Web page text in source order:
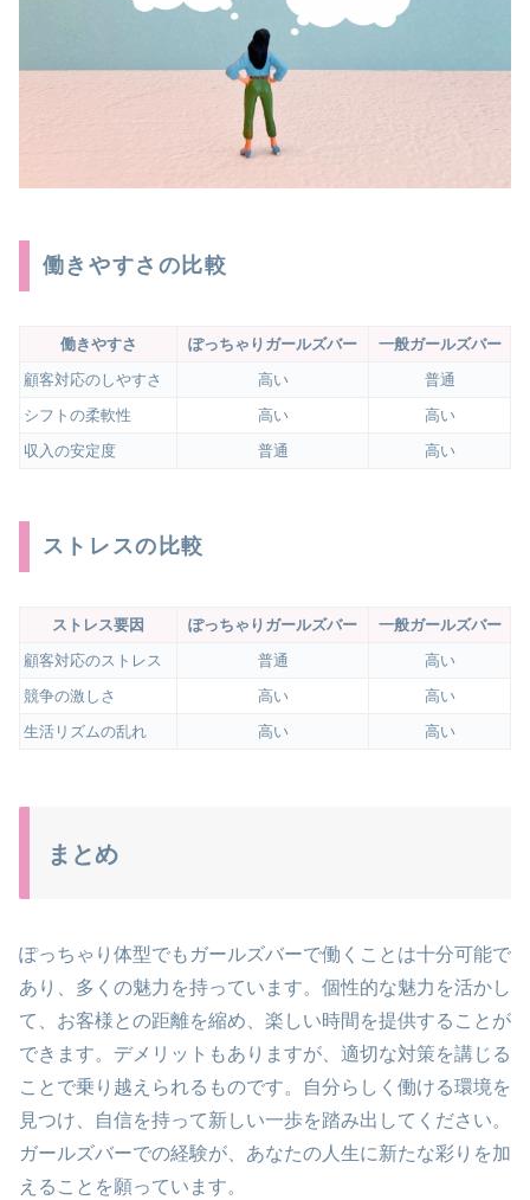
働きやすさの比較
働きやすさ ぽっちゃりガールズバー
一般ガールズバー
顧客対応のしやすさ
高い
普通
シフトの柔軟性
高い
高い
収入の安定度
普通 高い
ストレスの比較
ストレス要因 ぽっちゃりガールズバー
一般ガールズバー
顧客対応のストレス
普通
高い
競争の激しさ
高い
高い
生活リズムの乱れ
高い 高い
まとめ
ぽっちゃり体型でもガールズバーで働くことは十分可能で
あり、多くの魅力を持っています。個性的な魅力を活かし
て、お客様との距離を縮め、楽しい時間を提供することが
できます。デメリットもありますが、適切な対策を講じる
ことで乗り越えられるものです。自分らしく働ける環境を
見つけ、自信を持って新しい一歩を踏み出してください。
ガールズバーでの経験が、あなたの人生に新たな彩りを加
えることを願っています。